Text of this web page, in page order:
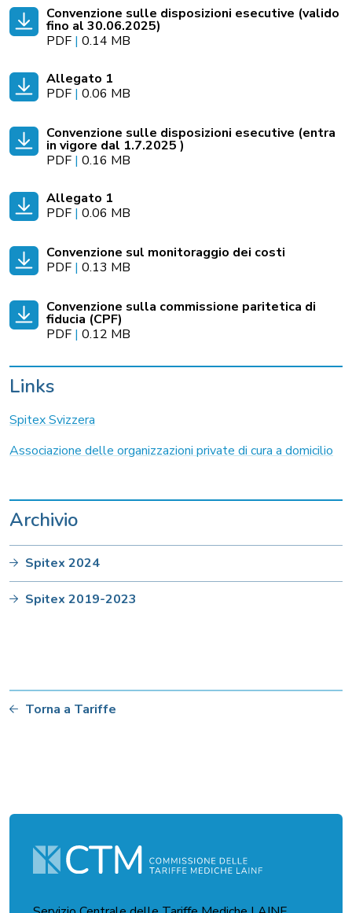
Convenzione sulle disposizioni esecutive (valido
fino al 30.06.2025)
PDF | 0.14 MB
Allegato 1
PDF | 0.06 MB
Convenzione sulle disposizioni esecutive (entra
in vigore dal 1.7.2025 )
PDF | 0.16 MB
Allegato 1
PDF | 0.06 MB
Convenzione sul monitoraggio dei costi
PDF | 0.13 MB
Convenzione sulla commissione paritetica di
fiducia (CPF)
PDF | 0.12 MB
Links
Spitex Svizzera
Associazione delle organizzazioni private di cura a domicilio
Archivio
Spitex 2024
Spitex 2019-2023
Torna a Tariffe